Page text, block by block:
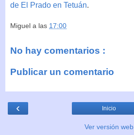
de El Prado en Tetuán.
Miguel a las 17:00
No hay comentarios :
Publicar un comentario
‹ Inicio
Ver versión web